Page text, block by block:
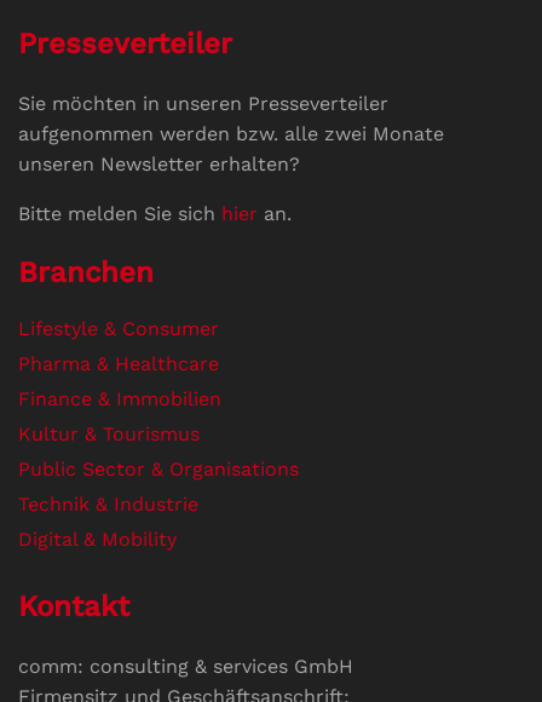
Presseverteiler
Sie möchten in unseren Presseverteiler
aufgenommen werden bzw. alle zwei Monate
unseren Newsletter erhalten?
Bitte melden Sie sich hier an.
Branchen
Lifestyle & Consumer
Pharma & Healthcare
Finance & Immobilien
Kultur & Tourismus
Public Sector & Organisations
Technik & Industrie
Digital & Mobility
Kontakt
comm: consulting & services GmbH
Firmensitz und Geschäftsanschrift: